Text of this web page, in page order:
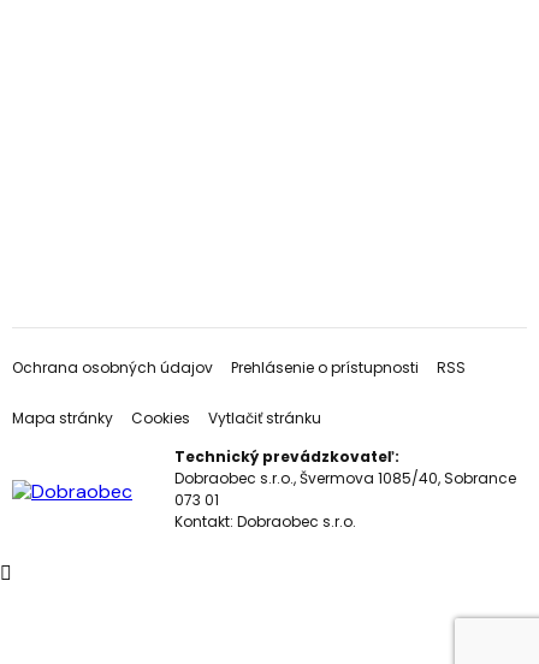
Ochrana osobných údajov Prehlásenie o prístupnosti RSS
Mapa stránky Cookies
Vytlačiť stránku
Technický prevádzkovateľ:
Dobraobec s.r.o., Švermova 1085/40, Sobrance
073 01
Kontakt: Dobraobec s.r.o.